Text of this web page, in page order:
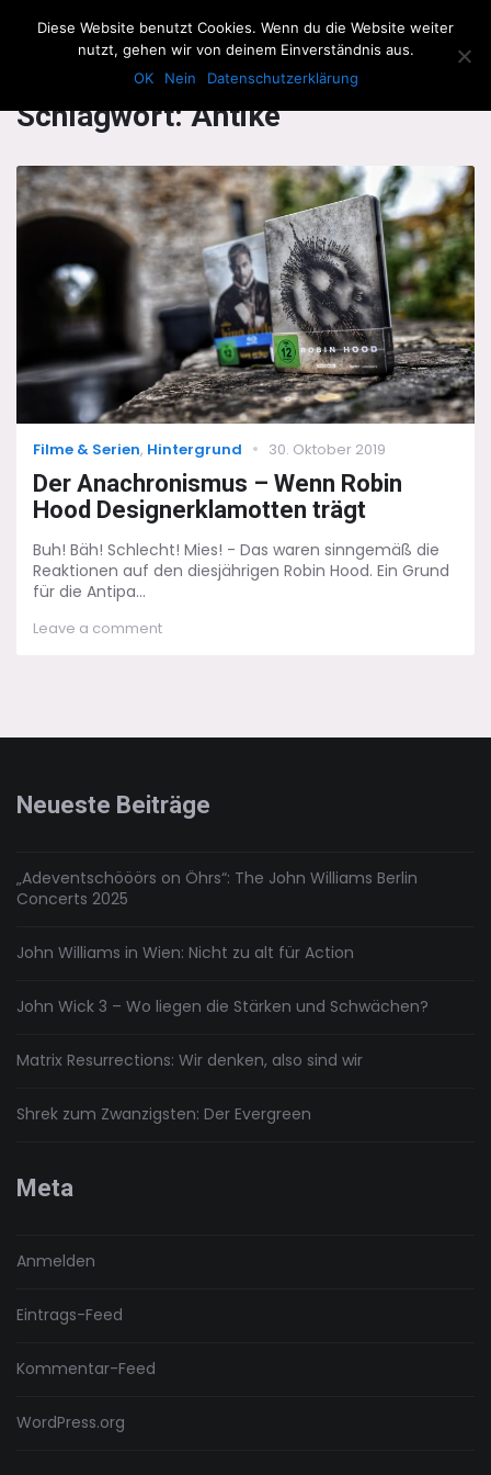
The Howling Men
Schlagwort:Antike
Categories
Filme & Serien, Hintergrund
Posted
30. Oktober 2019
Der Anachronismus – Wenn Robin
Hood Designerklamotten trägt
Buh! Bäh! Schlecht! Mies! - Das waren sinngemäß die
Reaktionen auf den diesjährigen Robin Hood. Ein Grund
für die Antipa...
Leave a commenton
Neueste Beiträge
„Adeventschööörs on Öhrs“: The John Williams Berlin
Concerts 2025
John Williams in Wien: Nicht zu alt für Action
John Wick 3 – Wo liegen die Stärken und Schwächen?
Matrix Resurrections: Wir denken, also sind wir
Shrek zum Zwanzigsten: Der Evergreen
Meta
Anmelden
Eintrags-Feed
Kommentar-Feed
WordPress.org
Diese Website benutzt Cookies. Wenn du die Website weiter
nutzt, gehen wir von deinem Einverständnis aus.
OK
Nein Datenschutzerklärung